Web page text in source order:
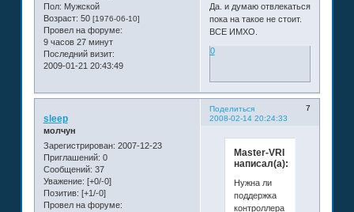
Пол: Мужской
Возраст: 50 [1976-06-10]
Провел на форуме:
9 часов 27 минут
Последний визит:
2009-01-21 20:43:49
Да. и думаю отвлекаться
пока на такое не стоит.
ВСЕ ИМХО.
0
Поделиться
7
2008-02-14 20:24:33
sleep
молчун
Зарегистрирован: 2007-12-23
Приглашений: 0
Сообщений: 37
Уважение: [+0/-0]
Позитив: [+1/-0]
Провел на форуме:
Master-VRI
написал(а):
Нужна ли
поддержка
контроллера